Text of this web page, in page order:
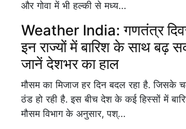
और गोवा में भी हल्की से मध्य…
Weather India: गणतंत्र
इन राज्यों में बारिश के साथ बढ़
जानें देशभर का हाल
मौसम का मिजाज हर दिन बदल रहा है. जिसके
ठंड हो रही है. इस बीच देश के कई हिस्सों में
मौसम विभाग के अनुसार, पश्…